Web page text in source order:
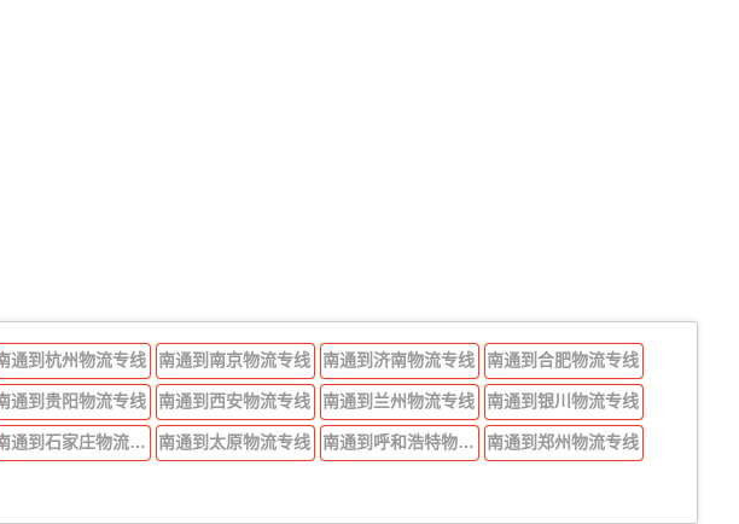
通到杭州物流专线 南通到南京物流专线 南通到济南物流专线 南通到合肥物流专线
通到贵阳物流专线 南通到西安物流专线 南通到兰州物流专线 南通到银川物流专线
南通到石家庄物流专线 南通到太原物流专线 南通到呼和浩特物流专线 南通到郑州物流专线